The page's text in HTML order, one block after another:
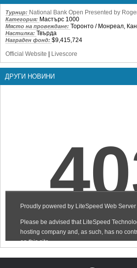
Турнир: National Bank Open Presented by
Категория: Мастърс 1000
Място на провеждане: Торонто / Монреал,
Настилка: Твърда
Награден фонд: $9,415,724
Official Website
Livescore
ДРУГИ НОВИНИ